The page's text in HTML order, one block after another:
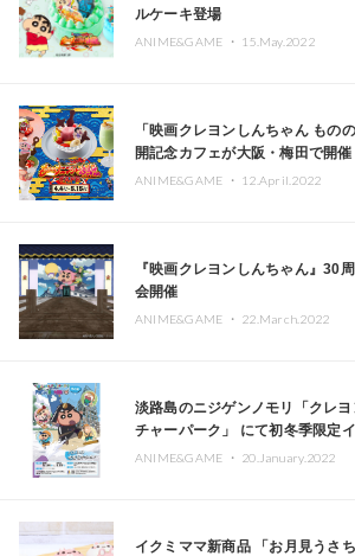
ルケーキ登場
ANIME&GAME ・ 15.May.2022
「映画クレヨンしんちゃん もの
開記念カフェが大阪・梅田で開催
ANIME&GAME ・ 12.April.2022
『映画クレヨンしんちゃん』30
会開催
ANIME&GAME ・ 22.March.2022
淡路島のニジゲンノモリ「クレ
チャーパーク」 にて初冬季限定
ANIME&GAME ・ 20.January.2022
イクミママ新商品 「お月見うさ